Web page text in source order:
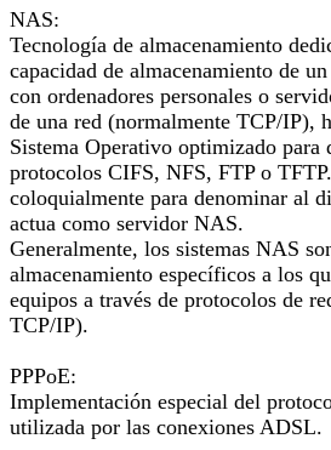
NAS:
Tecnología de almacenamiento
capacidad de almacenamiento de
con ordenadores personales o
de una red (normalmente TCP/IP),
Sistema Operativo optimizado para
protocolos CIFS, NFS, FTP o
coloquialmente para denominar al
actua como servidor NAS.
Generalmente, los sistemas NAS
almacenamiento específicos a los
equipos a través de protocolos de
TCP/IP).
PPPoE:
Implementación especial del
utilizada por las conexiones ADSL.